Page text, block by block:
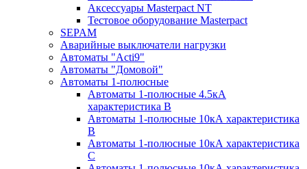
Аксессуары Masterpact NT
Тестовое оборудование Masterpact
SEPAM
Аварийные выключатели нагрузки
Автоматы "Acti9"
Автоматы "Домовой"
Автоматы 1-полюсные
Автоматы 1-полюсные 4.5кА
характеристика В
Автоматы 1-полюсные 10кА характеристика
B
Автоматы 1-полюсные 10кА характеристика
C